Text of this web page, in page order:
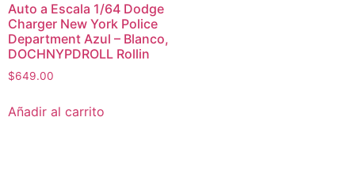
Auto a Escala 1/64 Dodge
Charger New York Police
Department Azul – Blanco,
DOCHNYPDROLL Rollin
$649.00
Añadir al carrito